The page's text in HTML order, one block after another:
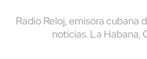
Radio Reloj, emisora cubana
noticias. La Habana,